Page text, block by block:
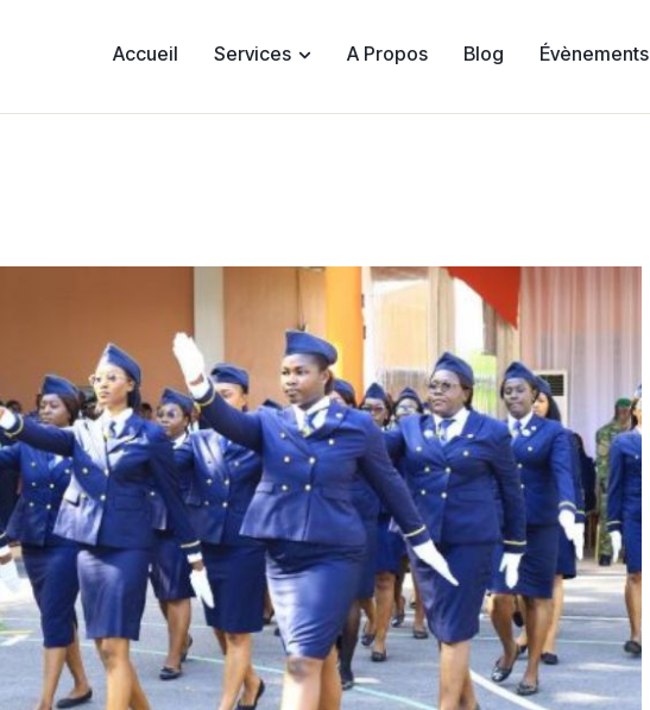
Accueil Services A Propos Blog Évènements